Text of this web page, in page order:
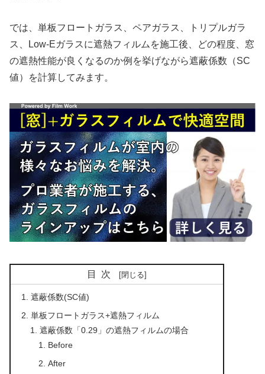
では、単板フロートガラス、ペアガラス、トリプルガラ
ス、Low-Eガラスに遮熱フィルムを施工後、どの程度、窓
の遮熱性能が良くなるのか例を挙げながら遮蔽係数（SC
値）を計算してみます。
目次
遮蔽係数(SC値)
単板フロートガラス+遮熱フィルム
遮蔽係数「0.29」の遮熱フィルムの場合
Before
After